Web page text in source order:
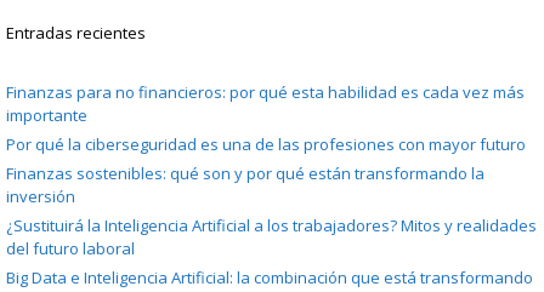
Entradas recientes
Finanzas para no financieros: por qué esta habilidad es cada vez más
importante
Por qué la ciberseguridad es una de las profesiones con mayor futuro
Finanzas sostenibles: qué son y por qué están transformando la
inversión
¿Sustituirá la Inteligencia Artificial a los trabajadores? Mitos y realidades
del futuro laboral
Big Data e Inteligencia Artificial: la combinación que está transformando